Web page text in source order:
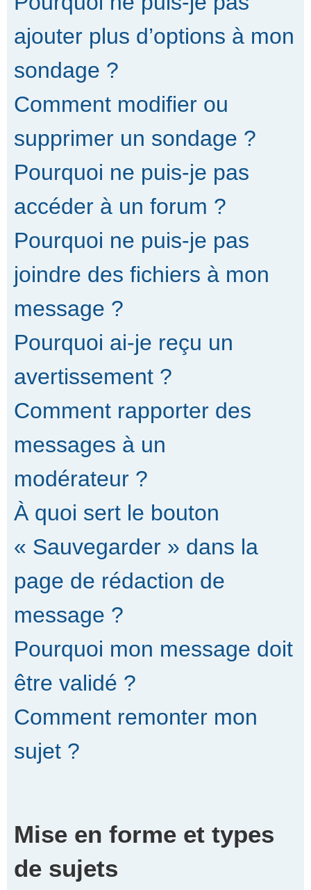
ajouter plus d’options à mon
sondage ?
Comment modifier ou
supprimer un sondage ?
Pourquoi ne puis-je pas
accéder à un forum ?
Pourquoi ne puis-je pas
joindre des fichiers à mon
message ?
Pourquoi ai-je reçu un
avertissement ?
Comment rapporter des
messages à un
modérateur ?
À quoi sert le bouton
« Sauvegarder » dans la
page de rédaction de
message ?
Pourquoi mon message doit
être validé ?
Comment remonter mon
sujet ?
Mise en forme et types
de sujets